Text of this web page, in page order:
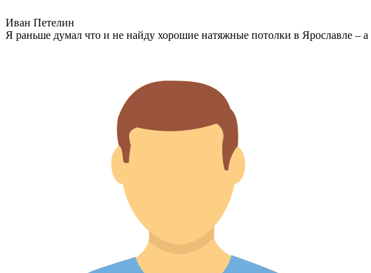
Иван Петелин
Я раньше думал что и не найду хорошие натяжные потолки в Ярославле –